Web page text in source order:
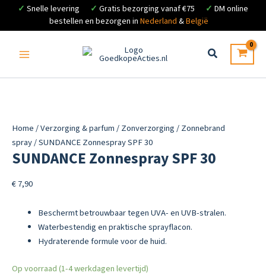
✓ Snelle levering ✓ Gratis bezorging vanaf €75 ✓ DM online
bestellen en bezorgen in Nederland &België
inhoud
Home/Verzorging & parfum/Zonverzorging/Zonnebrand
spray/ SUNDANCE Zonnespray SPF 30
SUNDANCE Zonnespray SPF 30
€7,90
Beschermt betrouwbaar tegen UVA- en UVB-stralen.
Waterbestendig en praktische sprayflacon.
Hydraterende formule voor de huid.
Op voorraad (1-4 werkdagen levertijd)